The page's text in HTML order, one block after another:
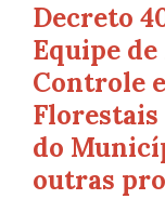
Decreto
Equipe
Controle
Florestais
do
outras